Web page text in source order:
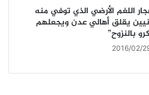
اللغم الأرضي الذي توفي منه
يقلق أهالي عدن ويجعلهم
بالنزوح”
2016/02/